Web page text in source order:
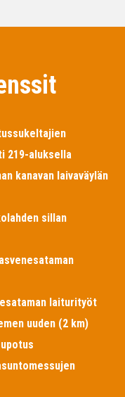
219-aluksella
kanavan laivaväylän
sillan
laiturityöt
uuden (2 km)